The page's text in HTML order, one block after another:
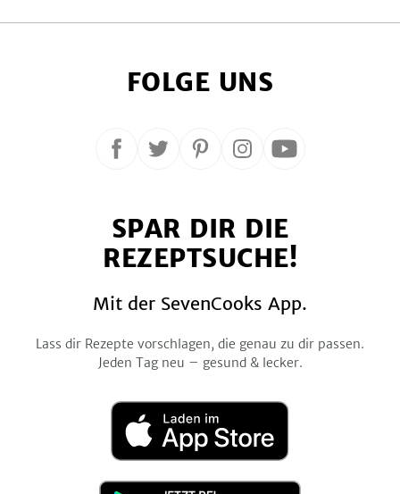
FOLGE UNS
Folge
Facebook
Folge
Twitter
Folge
Pinterest
Folge
Instagram
Folge
YouTube
SPAR DIR DIE
REZEPTSUCHE!
Mit der SevenCooks App.
Lass dir Rezepte vorschlagen, die genau zu dir passen.
Jeden Tag neu – gesund & lecker.
Laden
im
App
Jetzt